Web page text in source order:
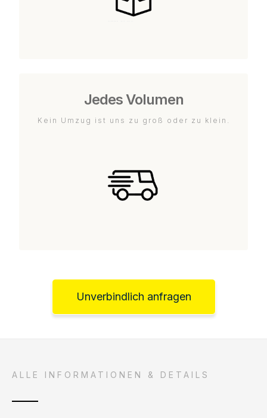
Jedes Volumen
Kein Umzug ist uns zu groß oder zu klein.
Unverbindlich anfragen
ALLE INFORMATIONEN & DETAILS